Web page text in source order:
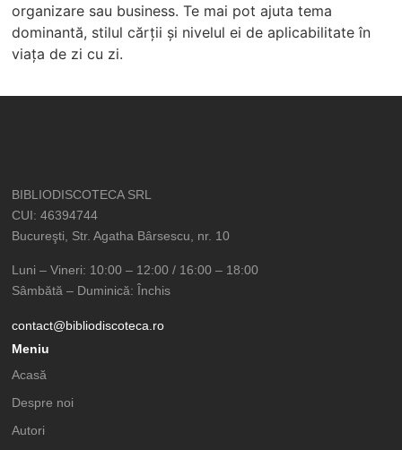
organizare sau business. Te mai pot ajuta tema
dominantă, stilul cărții și nivelul ei de aplicabilitate în
viața de zi cu zi.
BIBLIODISCOTECA SRL
CUI: 46394744
Bucureşti, Str. Agatha Bârsescu, nr. 10
Luni – Vineri: 10:00 – 12:00 / 16:00 – 18:00
Sâmbătă – Duminică: Închis
contact@bibliodiscoteca.ro
Meniu
Acasă
Despre noi
Autori